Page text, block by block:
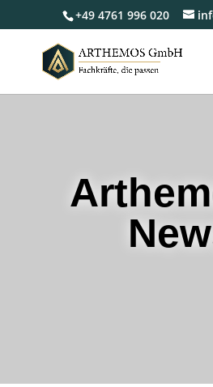
+49 4761 996 020